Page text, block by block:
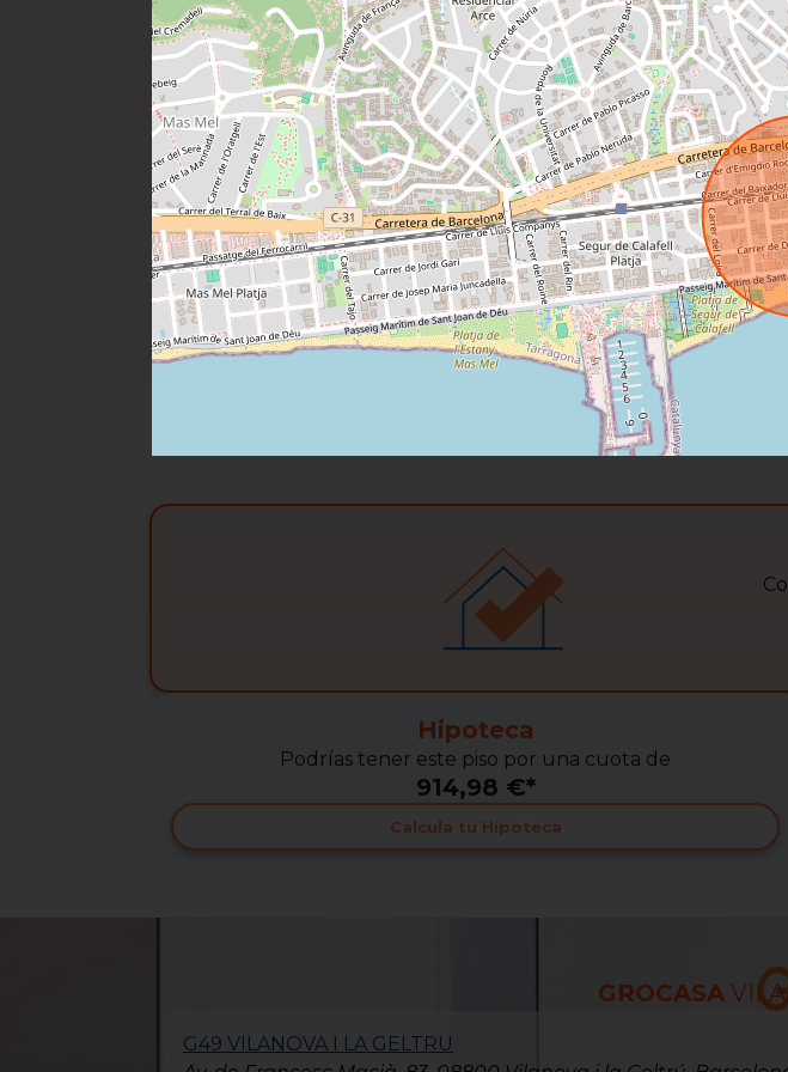
Hipoteca
Podrías tener este piso por una cuota de
914,98 €*
Calcula tu Hipoteca
GROCASA
G49 VILANOVA I LA GELTRU